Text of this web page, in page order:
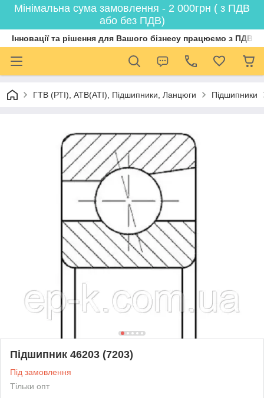
Мінімальна сума замовлення - 2 000грн ( з ПДВ
або без ПДВ)
Інновації та рішення для Вашого бізнесу працюємо з ПДВ
ГТВ (РТI), АТВ(АТI), Пiдшипники, Ланцюги Підшипники
Підшипник 46203 (7203)
Під замовлення
Тільки опт